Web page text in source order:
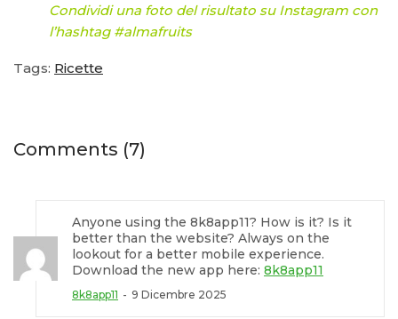
Condividi una foto del risultato su Instagram con
l’hashtag #almafruits
Tags: Ricette
Comments (7)
Anyone using the 8k8app11? How is it? Is it
better than the website? Always on the
lookout for a better mobile experience.
Download the new app here: 8k8app11
8k8app11 9 Dicembre 2025